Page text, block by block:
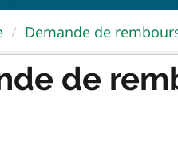
Demande de
de